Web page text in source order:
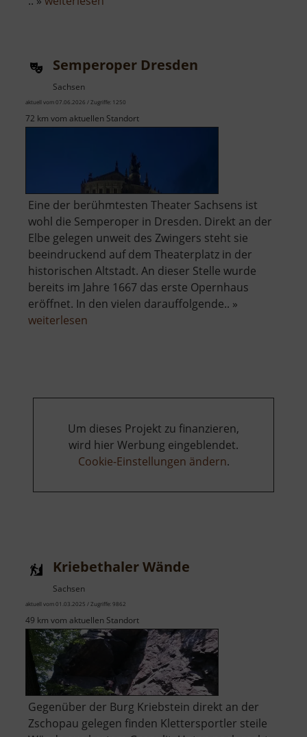
Erbstolln
Semperoper Dresden
Sachsen
aktuell vom 07.06.2026 / Zugriffe: 1250
72 km vom aktuellen Standort
Eine der berühmtesten Theater Sachsens ist
wohl die Semperoper in Dresden. Direkt an der
Elbe gelegen unweit des Zwingers steht sie
beeindruckend auf dem Theaterplatz in der
historischen Altstadt. An dieser Stelle wurde
bereits im Jahre 1667 das erste Opernhaus
eröffnet. In den vielen darauffolgende.. »
weiterlesen
Um dieses Projekt zu finanzieren,
wird hier Werbung eingeblendet.
Cookie-Einstellungen ändern.
Kriebethaler Wände
Sachsen
aktuell vom 01.03.2025 / Zugriffe: 9862
49 km vom aktuellen Standort
Gegenüber der Burg Kriebstein direkt an der
Zschopau gelegen finden Klettersportler steile